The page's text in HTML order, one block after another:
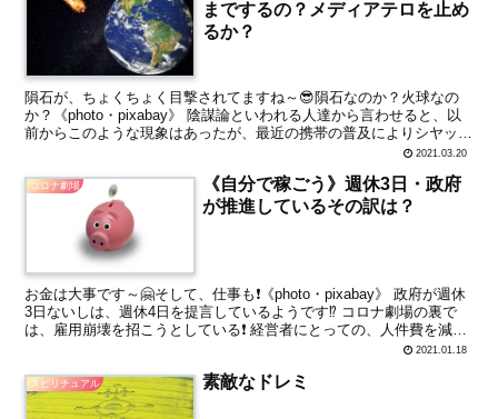
までするの？メディアテロを止め
るか？
隕石が、ちょくちょく目撃されてますね～😎隕石なのか？火球なの
か？《photo・pixabay》 陰謀論といわれる人達から言わせると、以
前からこのような現象はあったが、最近の携帯の普及によりシヤッタ
2021.03.20
コロナ劇場
《自分で稼ごう》週休3日・政府
が推進しているその訳は？
お金は大事です～🤗そして、仕事も❗《photo・pixabay》 政府が週休
3日ないしは、週休4日を提言しているようです⁉️ コロナ劇場の裏で
は、雇用崩壊を招こうとしている❗ 経営者にとっての、人件費を減ら
2021.01.18
スピリチュアル 素敵なドレミ